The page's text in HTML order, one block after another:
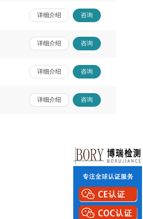
详细介绍 咨询
详细介绍 咨询
详细介绍 咨询
详细介绍 咨询